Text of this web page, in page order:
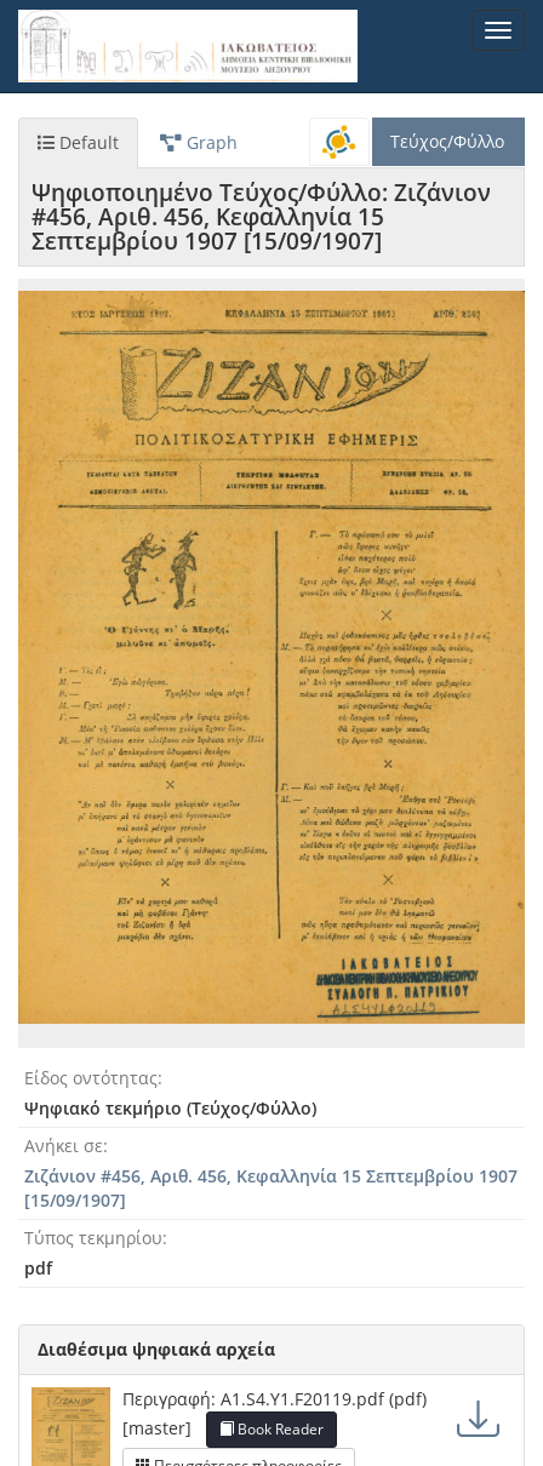
Παράκαμψη
προς
κυρίως
Default Graph Τεύχος/Φύλλο
Ψηφιοποιημένο Τεύχος/Φύλλο: Ζιζάνιον
#456, Αριθ. 456, Κεφαλληνία 15
Σεπτεμβρίου 1907 [15/09/1907]
Είδος οντότητας
Ψηφιακό τεκμήριο (Τεύχος/Φύλλο)
Ανήκει σε
Ζιζάνιον #456, Αριθ. 456, Κεφαλληνία 15 Σεπτεμβρίου 1907
[15/09/1907]
Τύπος τεκμηρίου
pdf
Διαθέσιμα ψηφιακά αρχεία
Περιγραφή: A1.S4.Y1.F20119.pdf (pdf)
[master]
Book Reader